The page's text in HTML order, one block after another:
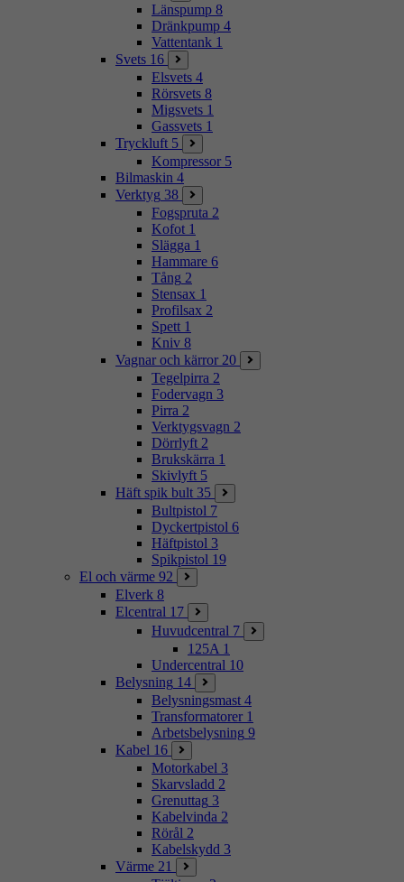
Länspump 8
Dränkpump 4
Vattentank 1
Svets 16
Elsvets 4
Rörsvets 8
Migsvets 1
Gassvets 1
Tryckluft 5
Kompressor 5
Bilmaskin 4
Verktyg 38
Fogspruta 2
Kofot 1
Slägga 1
Hammare 6
Tång 2
Stensax 1
Profilsax 2
Spett 1
Kniv 8
Vagnar och kärror 20
Tegelpirra 2
Fodervagn 3
Pirra 2
Verktygsvagn 2
Dörrlyft 2
Brukskärra 1
Skivlyft 5
Häft spik bult 35
Bultpistol 7
Dyckertpistol 6
Häftpistol 3
Spikpistol 19
El och värme 92
Elverk 8
Elcentral 17
Huvudcentral 7
125A 1
Undercentral 10
Belysning 14
Belysningsmast 4
Transformatorer 1
Arbetsbelysning 9
Kabel 16
Motorkabel 3
Skarvsladd 2
Grenuttag 3
Kabelvinda 2
Rörål 2
Kabelskydd 3
Värme 21